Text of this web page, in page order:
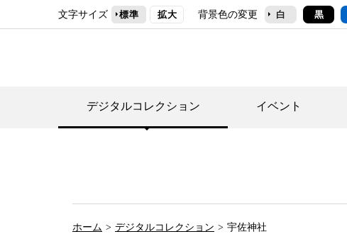
文字サイズ 標準 拡大 背景色の変更 白 黒
デジタルコレクション イベント
常設展案内
団体利用について（社会科
ホーム デジタルコレクション 宇佐神社